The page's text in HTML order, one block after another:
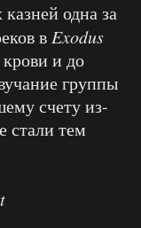
одна за
в Exodus
и до
группы
счету из-
стали тем